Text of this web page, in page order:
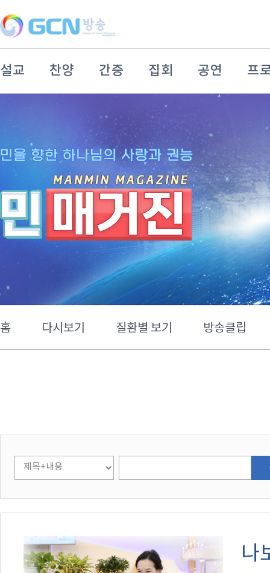
설교 찬양 간증 집회 공연 프
홈 다시보기 질환별 보기 방송클립
나